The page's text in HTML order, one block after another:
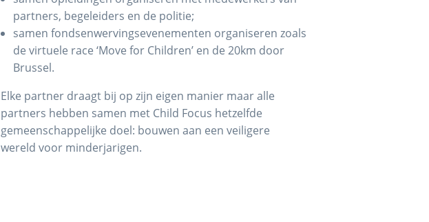
partners, begeleiders en de politie;
samen fondsenwervingsevenementen organiseren zoals
de virtuele race ‘Move for Children’ en de 20km door
Brussel.
Elke partner draagt bij op zijn eigen manier maar alle
partners hebben samen met Child Focus hetzelfde
gemeenschappelijke doel: bouwen aan een veiligere
wereld voor minderjarigen.